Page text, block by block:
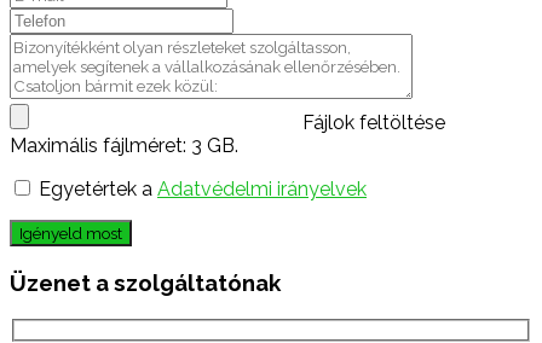
Fájlok feltöltése
Maximális fájlméret: 3 GB.
Egyetértek a Adatvédelmi irányelvek
Igényeld most
Üzenet a szolgáltatónak